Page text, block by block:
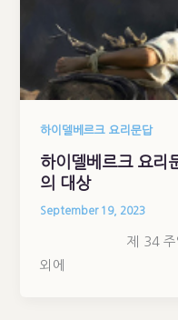
하이델베르크 요리문답
하이델베르크 요리
의 대상
September 19, 2023
제 34 주일(문
외에